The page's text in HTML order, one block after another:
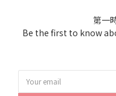
第一
Be the first to know